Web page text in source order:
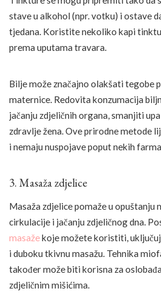
stave u alkohol (npr. votku) i ostave
tjedana. Koristite nekoliko kapi
prema uputama travara.
Bilje može značajno olakšati tegobe
maternice. Redovita konzumacija
jačanju zdjeličnih organa, smanjiti
zdravlje žena. Ove prirodne metode
i nemaju nuspojave poput nekih
3. Masaža zdjelice
Masaža zdjelice pomaže u opuštanju
cirkulacije i jačanju zdjeličnog dna.
masažekoje možete koristiti,
i duboku tkivnu masažu. Tehnika
također može biti korisna za
zdjeličnim mišićima.